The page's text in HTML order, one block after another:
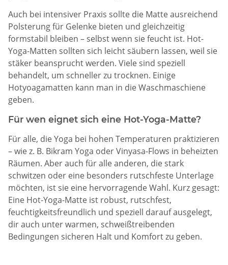
Auch bei intensiver Praxis sollte die Matte ausreichend
Polsterung für Gelenke bieten und gleichzeitig
formstabil bleiben – selbst wenn sie feucht ist. Hot-
Yoga-Matten sollten sich leicht säubern lassen, weil sie
stäker beansprucht werden. Viele sind speziell
behandelt, um schneller zu trocknen. Einige
Hotyoagamatten kann man in die Waschmaschiene
geben.
Für wen eignet sich eine Hot-Yoga-Matte?
Für alle, die Yoga bei hohen Temperaturen praktizieren
– wie z. B. Bikram Yoga oder Vinyasa-Flows in beheizten
Räumen. Aber auch für alle anderen, die stark
schwitzen oder eine besonders rutschfeste Unterlage
möchten, ist sie eine hervorragende Wahl. Kurz gesagt:
Eine Hot-Yoga-Matte ist robust, rutschfest,
feuchtigkeitsfreundlich und speziell darauf ausgelegt,
dir auch unter warmen, schweißtreibenden
Bedingungen sicheren Halt und Komfort zu geben.